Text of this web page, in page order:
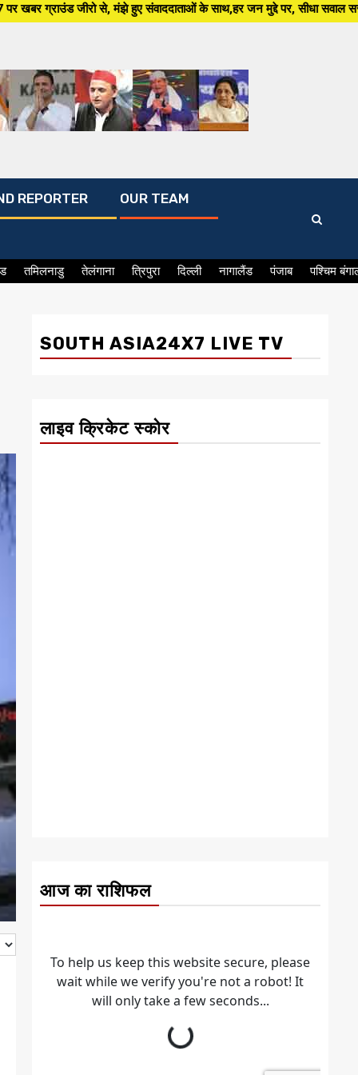
से, मंझे हुए संवाददाताओं के साथ,हर जन मुद्दे पर, सीधा सवाल सरकार से
REPORTER OUR TEAM
तमिलनाडु तेलंगाना त्रिपुरा दिल्ली नागालैंड पंजाब पश्चिम
SOUTH ASIA24X7 LIVE TV
लाइव क्रिकेट स्कोर
आज का राशिफल